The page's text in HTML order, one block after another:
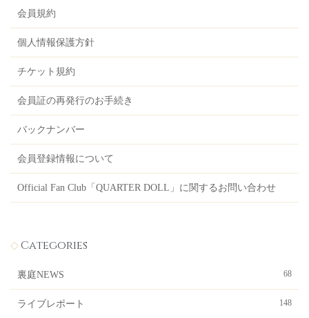
会員規約
個人情報保護方針
チケット規約
会員証の再発行のお手続き
バックナンバー
会員登録情報について
Official Fan Club「QUARTER DOLL」に関するお問い合わせ
Categories
裏庭NEWS 68
ライブレポート 148